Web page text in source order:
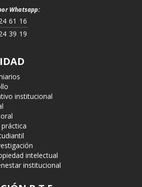
Whatsapp:
61 16
39 19
institucional
intelectual
institucional